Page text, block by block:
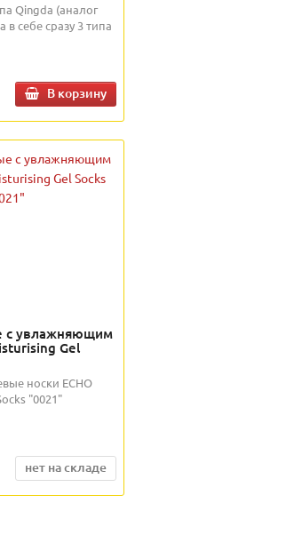
Qingda (аналог
в себе сразу 3 типа
В корзину
с увлажняющим
Gel
носки ECHO
"0021"
нет на складе